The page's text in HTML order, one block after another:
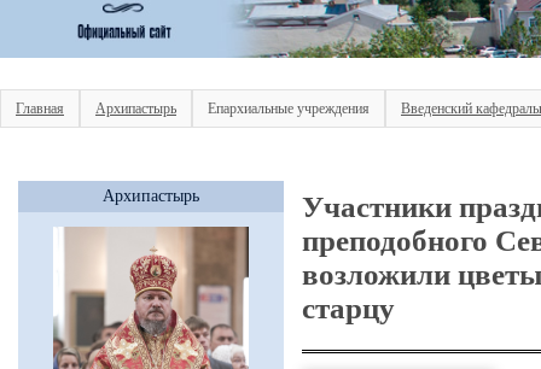
Главная Архипастырь Епархиальные учреждения Введенский
Архипастырь
Участники
преподобного
возложили
старцу